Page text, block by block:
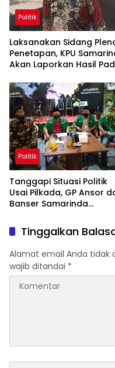
Politik
Laksanakan Sidang
Penetapan, KPU
Akan Laporkan Hasil
Hingga Presiden
Politik
Tanggapi Situasi Politik
Usai Pilkada, GP Ansor
Banser Samarinda
SikapTinggalkan
Alamat email Anda tidak
wajib ditandai *